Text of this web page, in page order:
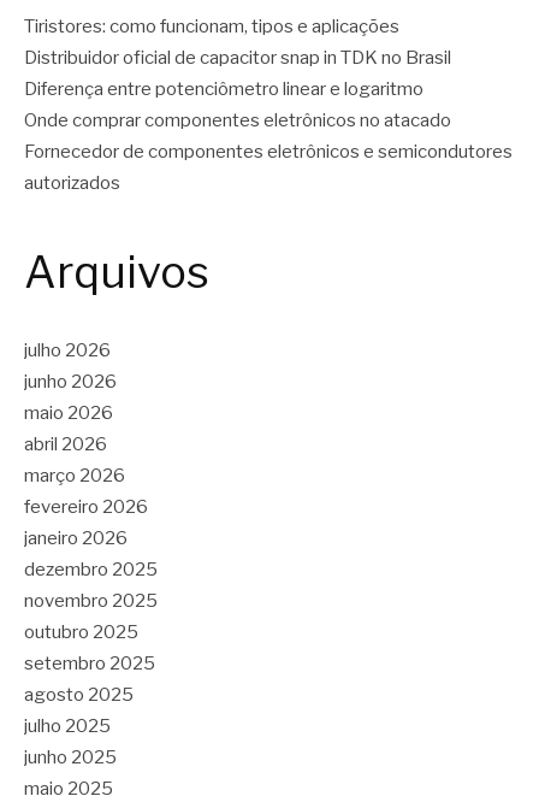
Tiristores: como funcionam, tipos e aplicações
Distribuidor oficial de capacitor snap in TDK no Brasil
Diferença entre potenciômetro linear e logaritmo
Onde comprar componentes eletrônicos no atacado
Fornecedor de componentes eletrônicos e semicondutores
autorizados
Arquivos
julho 2026
junho 2026
maio 2026
abril 2026
março 2026
fevereiro 2026
janeiro 2026
dezembro 2025
novembro 2025
outubro 2025
setembro 2025
agosto 2025
julho 2025
junho 2025
maio 2025